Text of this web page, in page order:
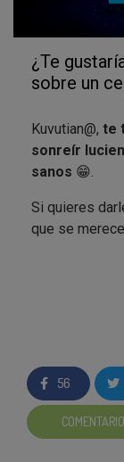
¿Te
sobre un
Kuvutian@, te
sonreír
sanos 😁.
Si quieres
que se
tecnología
manual.
manual no
El resultado:
plena ✨.
56